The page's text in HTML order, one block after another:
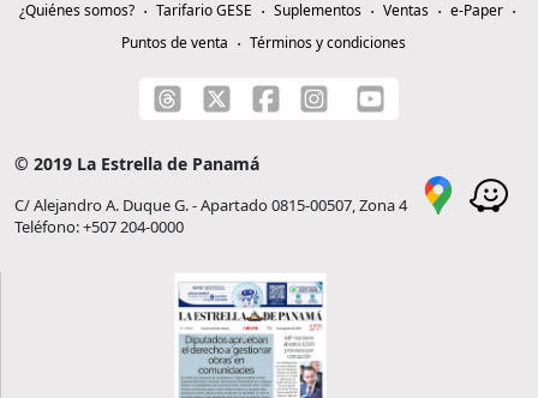
¿Quiénes somos? Tarifario GESE Suplementos Ventas
e-Paper
Puntos de venta
Términos y condiciones
© 2019 La Estrella de Panamá
C/ Alejandro A. Duque G. - Apartado 0815-00507, Zona 4
Teléfono: +507 204-0000